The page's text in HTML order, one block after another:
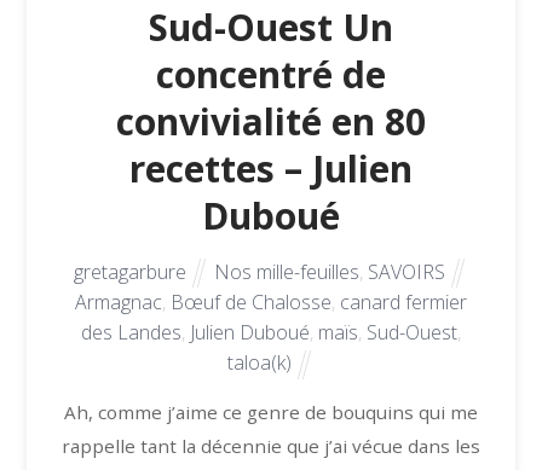
Sud-Ouest Un
concentré de
convivialité en 80
recettes – Julien
Duboué
gretagarbure Nos mille-feuilles, SAVOIRS
Armagnac, Bœuf de Chalosse, canard fermier
des Landes, Julien Duboué, maïs, Sud-Ouest,
taloa(k)
Ah, comme j’aime ce genre de bouquins qui me
rappelle tant la décennie que j’ai vécue dans les